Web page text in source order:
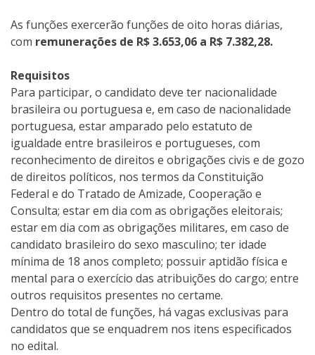
As funções exercerão funções de oito horas diárias,
com remunerações de R$ 3.653,06 a R$ 7.382,28.
Requisitos
Para participar, o candidato deve ter nacionalidade
brasileira ou portuguesa e, em caso de nacionalidade
portuguesa, estar amparado pelo estatuto de
igualdade entre brasileiros e portugueses, com
reconhecimento de direitos e obrigações civis e de gozo
de direitos políticos, nos termos da Constituição
Federal e do Tratado de Amizade, Cooperação e
Consulta; estar em dia com as obrigações eleitorais;
estar em dia com as obrigações militares, em caso de
candidato brasileiro do sexo masculino; ter idade
mínima de 18 anos completo; possuir aptidão física e
mental para o exercício das atribuições do cargo; entre
outros requisitos presentes no certame.
Dentro do total de funções, há vagas exclusivas para
candidatos que se enquadrem nos itens especificados
no edital.